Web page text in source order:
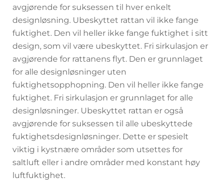
avgjørende for suksessen til hver enkelt
designløsning. Ubeskyttet rattan vil ikke fange
fuktighet. Den vil heller ikke fange fuktighet i sitt
design, som vil være ubeskyttet. Fri sirkulasjon er
avgjørende for rattanens flyt. Den er grunnlaget
for alle designløsninger uten
fuktighetsopphopning. Den vil heller ikke fange
fuktighet. Fri sirkulasjon er grunnlaget for alle
designløsninger. Ubeskyttet rattan er også
avgjørende for suksessen til alle ubeskyttede
fuktighetsdesignløsninger. Dette er spesielt
viktig i kystnære områder som utsettes for
saltluft eller i andre områder med konstant høy
luftfuktighet.